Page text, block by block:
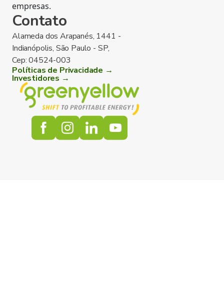
empresas.
Contato
Alameda dos Arapanés, 1441 -
Indianópolis, São Paulo - SP,
Cep: 04524-003
Políticas de Privacidade →
Investidores →